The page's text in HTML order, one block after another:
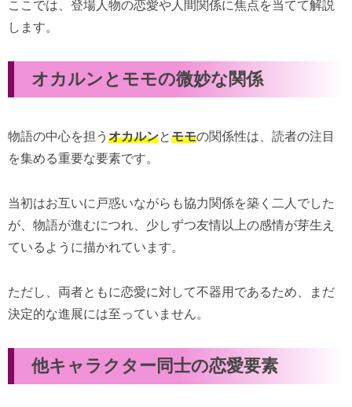
ここでは、登場人物の恋愛や人間関係に焦点を当てて解説
します。
オカルンとモモの微妙な関係
物語の中心を担う オカルンとモモの関係性は、読者の注目
を集める重要な要素です。
当初はお互いに戸惑いながらも協力関係を築く二人でした
が、物語が進むにつれ、少しずつ友情以上の感情が芽生え
ているように描かれています。
ただし、両者ともに恋愛に対して不器用であるため、まだ
決定的な進展には至っていません。
他キャラクター同士の恋愛要素